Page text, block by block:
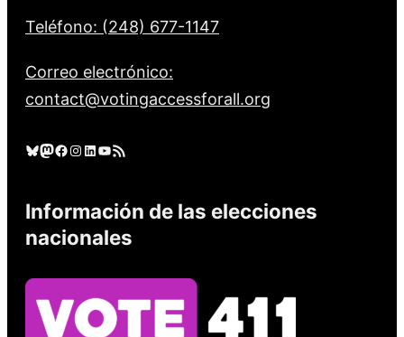
Teléfono: (248) 677-1147
Correo electrónico:
contact@votingaccessforall.org
Cielo azul Mastodonte Facebook Instagram LinkedIn YouTube Feed RSS
Información de las elecciones
nacionales